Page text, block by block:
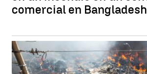
comercial en Bangladesh